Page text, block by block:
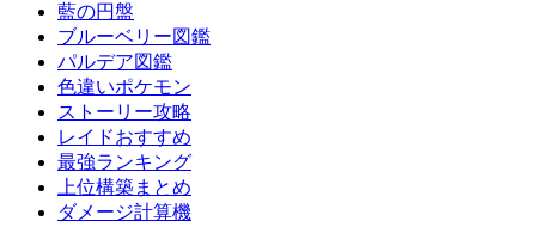
藍の円盤
ブルーベリー図鑑
パルデア図鑑
色違いポケモン
ストーリー攻略
レイドおすすめ
最強ランキング
上位構築まとめ
ダメージ計算機